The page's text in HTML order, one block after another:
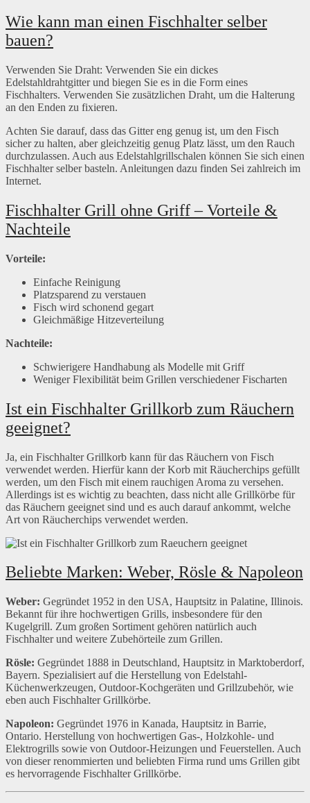
Wie kann man einen Fischhalter selber
bauen?
Verwenden Sie Draht: Verwenden Sie ein dickes
Edelstahldrahtgitter und biegen Sie es in die Form eines
Fischhalters. Verwenden Sie zusätzlichen Draht, um die Halterung
an den Enden zu fixieren.
Achten Sie darauf, dass das Gitter eng genug ist, um den Fisch
sicher zu halten, aber gleichzeitig genug Platz lässt, um den Rauch
durchzulassen. Auch aus Edelstahlgrillschalen können Sie sich einen
Fischhalter selber basteln. Anleitungen dazu finden Sei zahlreich im
Internet.
Fischhalter Grill ohne Griff – Vorteile &
Nachteile
Vorteile:
Einfache Reinigung
Platzsparend zu verstauen
Fisch wird schonend gegart
Gleichmäßige Hitzeverteilung
Nachteile:
Schwierigere Handhabung als Modelle mit Griff
Weniger Flexibilität beim Grillen verschiedener Fischarten
Ist ein Fischhalter Grillkorb zum Räuchern
geeignet?
Ja, ein Fischhalter Grillkorb kann für das Räuchern von Fisch
verwendet werden. Hierfür kann der Korb mit Räucherchips gefüllt
werden, um den Fisch mit einem rauchigen Aroma zu versehen.
Allerdings ist es wichtig zu beachten, dass nicht alle Grillkörbe für
das Räuchern geeignet sind und es auch darauf ankommt, welche
Art von Räucherchips verwendet werden.
Beliebte Marken: Weber, Rösle & Napoleon
Weber: Gegründet 1952 in den USA, Hauptsitz in Palatine, Illinois.
Bekannt für ihre hochwertigen Grills, insbesondere für den
Kugelgrill. Zum großen Sortiment gehören natürlich auch
Fischhalter und weitere Zubehörteile zum Grillen.
Rösle: Gegründet 1888 in Deutschland, Hauptsitz in Marktoberdorf,
Bayern. Spezialisiert auf die Herstellung von Edelstahl-
Küchenwerkzeugen, Outdoor-Kochgeräten und Grillzubehör, wie
eben auch Fischhalter Grillkörbe.
Napoleon: Gegründet 1976 in Kanada, Hauptsitz in Barrie,
Ontario. Herstellung von hochwertigen Gas-, Holzkohle- und
Elektrogrills sowie von Outdoor-Heizungen und Feuerstellen. Auch
von dieser renommierten und beliebten Firma rund ums Grillen gibt
es hervorragende Fischhalter Grillkörbe.